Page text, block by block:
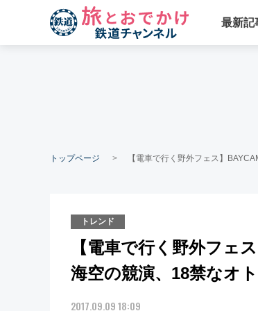
最新記
トップページ 【電車で行く野外フェス】
トレンド
【電車で行く野外フェ
海空の競演、18禁なオ
2017.09.09 18:09